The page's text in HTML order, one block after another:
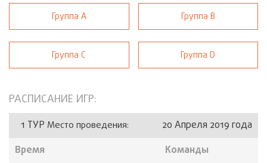
Кубок Спорт-ТЭК по мини-футболу 2025
«Кубок Зима» (2025)
Осенний Кубок СПОРТ-ТЭК (Кубок "Нефть и газ")
Кубок, посвященный Дню работника нефтяной и газовой промышленности
Группа А Группа В
Группа С Группа D
РАСПИСАНИЕ ИГР:
1 ТУР Место проведения:
20 Апреля 2019 года
Время
Команды